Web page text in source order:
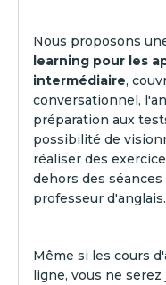
Nous proposons
learning pour les
intermédiaire,
conversationnel,
préparation aux
possibilité de
réaliser des
dehors des
professeur d'anglais.
Même si les cours
ligne, vous ne